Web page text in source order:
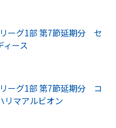
ーグ1部 第7節延期分 セ
ィース
ーグ1部 第7節延期分 コ
リマアルビオン